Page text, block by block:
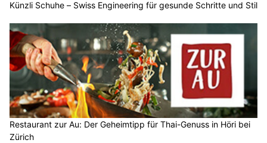
Künzli Schuhe – Swiss Engineering für gesunde Schritte und Stil
Restaurant zur Au: Der Geheimtipp für Thai-Genuss in Höri bei
Zürich